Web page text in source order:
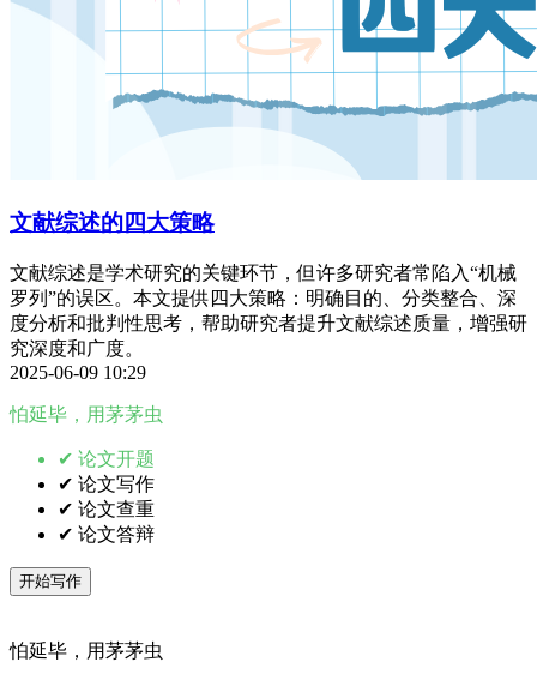
文献综述的四大策略
文献综述是学术研究的关键环节，但许多研究者常陷入“机械
罗列”的误区。本文提供四大策略：明确目的、分类整合、深
度分析和批判性思考，帮助研究者提升文献综述质量，增强研
究深度和广度。
2025-06-09 10:29
怕延毕，用茅茅虫
✔ 论文开题
✔ 论文写作
✔ 论文查重
✔ 论文答辩
开始写作
怕延毕，用茅茅虫